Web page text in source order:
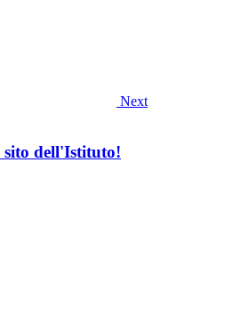
Next
sito dell'Istituto!